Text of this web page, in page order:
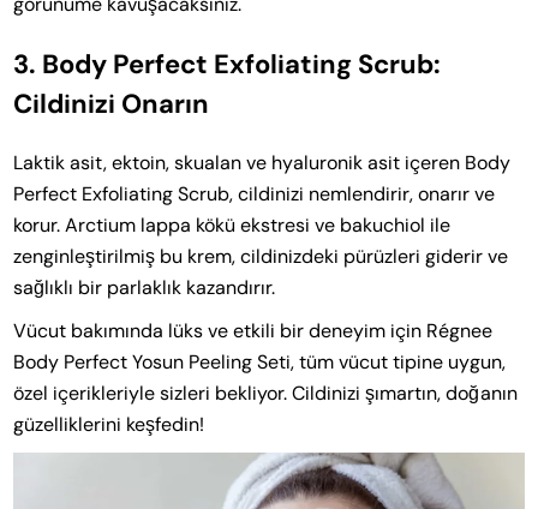
3. Body Perfect Exfoliating Scrub:
Cildinizi Onarın
Laktik asit, ektoin, skualan ve hyaluronik asit içeren Body
Perfect Exfoliating Scrub, cildinizi nemlendirir, onarır ve
korur. Arctium lappa kökü ekstresi ve bakuchiol ile
zenginleştirilmiş bu krem, cildinizdeki pürüzleri giderir ve
sağlıklı bir parlaklık kazandırır.
Vücut bakımında lüks ve etkili bir deneyim için Régnee
Body Perfect Yosun Peeling Seti, tüm vücut tipine uygun,
özel içerikleriyle sizleri bekliyor. Cildinizi şımartın, doğanın
güzelliklerini keşfedin!